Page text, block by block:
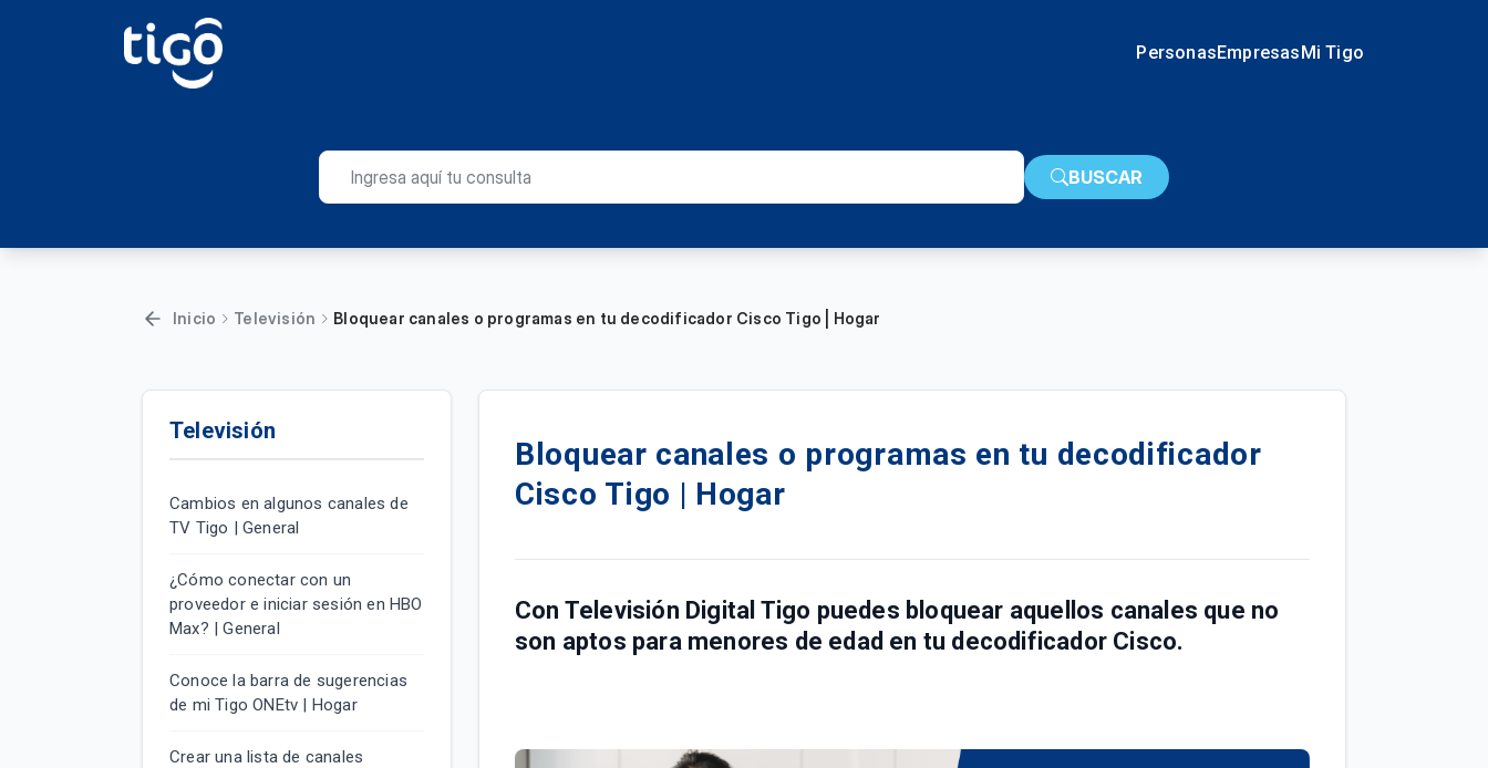
PersonasEmpresasMi Tigo
BUSCAR
Inicio Televisión Bloquear canales o programas en tu decodificador Cisco Tigo | Hogar
Televisión
Cambios en algunos canales de
TV Tigo | General
¿Cómo conectar con un
proveedor e iniciar sesión en HBO
Max? | General
Conoce la barra de sugerencias
de mi Tigo ONEtv | Hogar
Crear una lista de canales
Bloquear canales o programas en tu decodificador
Cisco Tigo | Hogar
Con Televisión Digital Tigo puedes bloquear aquellos canales que no
son aptos para menores de edad en tu decodificador Cisco.